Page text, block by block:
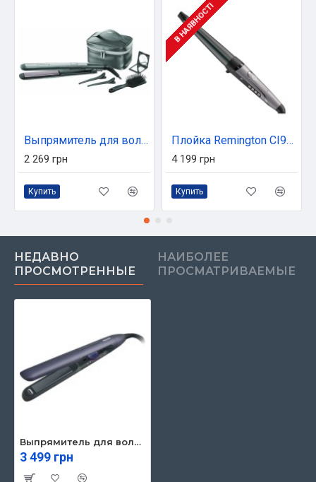
Выпрямитель для волос Remington S5506GP
2 269 грн
Купить
В НАЯВНОСТІ
Плойка Remington CI98X8
4 199 грн
Купить
НЕДАВНО
ПРОСМОТРЕННЫЕ
НАИБОЛЕЕ
ПРОСМАТРИВАЕМЫЕ
Выпрямитель для волос Philips BHS752/00
3 499 грн